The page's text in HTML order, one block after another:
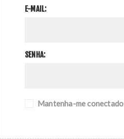
E-MAIL:
SENHA:
Mantenha-me conectado